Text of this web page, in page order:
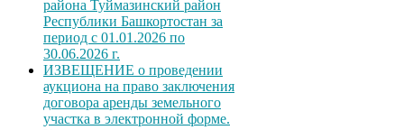
района Туймазинский район
Республики Башкортостан за
период с 01.01.2026 по
30.06.2026 г.
ИЗВЕЩЕНИЕ о проведении
аукциона на право заключения
договора аренды земельного
участка в электронной форме.